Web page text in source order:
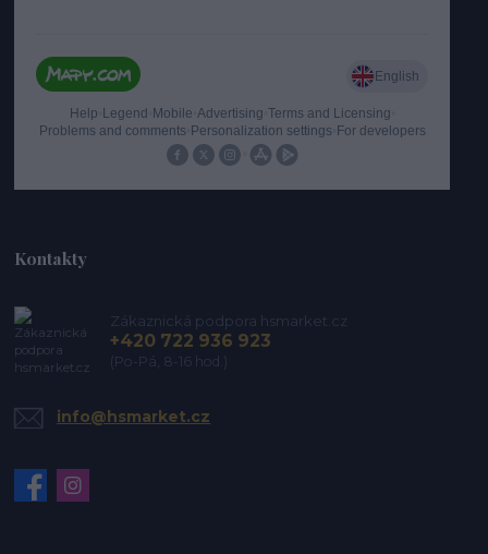
Kontakty
Zákaznická podpora hsmarket.cz
+420 722 936 923
(Po-Pá, 8-16 hod.)
info@hsmarket.cz